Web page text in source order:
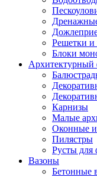
Решетки
Блоки
Архитектурный
Карнизы
Малые
Оконные и
Пилястры
Русты для
Вазоны
Бетонные